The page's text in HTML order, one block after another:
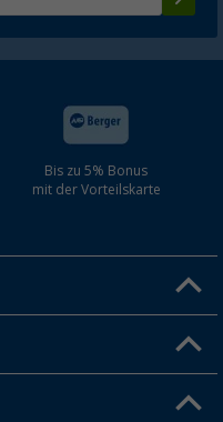
Bis zu 5% Bonus
mit der Vorteilskarte